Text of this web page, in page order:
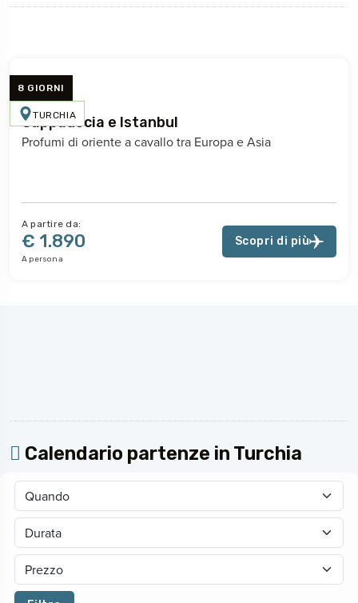
8 GIORNI
TURCHIA
Cappadocia e Istanbul
Profumi di oriente a cavallo tra Europa e Asia
A partire da:
€ 1.890
A persona
Scopri di più
Calendario partenze in Turchia